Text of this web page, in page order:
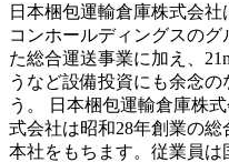
日本梱包運輸倉庫株式会
コンホールディングスの
た総合運送事業に加え、
うなど設備投資にも余念
う。 日本梱包運輸倉庫株
式会社は昭和28年創業の
本社をもちます。従業員は